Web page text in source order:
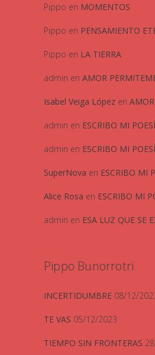
Pippo en MOMENTOS
Pippo en PENSAMIENTO
Pippo en LA TIERRA
admin en AMOR
Isabel Veiga López en
admin en ESCRIBO MI
admin en ESCRIBO MI
SuperNova en ESCRIBO MI
Alice Rosa en ESCRIBO MI
admin en ESA LUZ QUE SE
Pippo Bunorrotri
INCERTIDUMBRE 08/12/
TE VAS 05/12/2023
TIEMPO SIN FRONTERAS